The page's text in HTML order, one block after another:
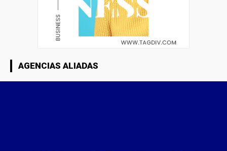
AGENCIAS ALIADAS